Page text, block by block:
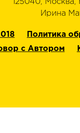
125040,
‭Ирина
Политика
с Автором